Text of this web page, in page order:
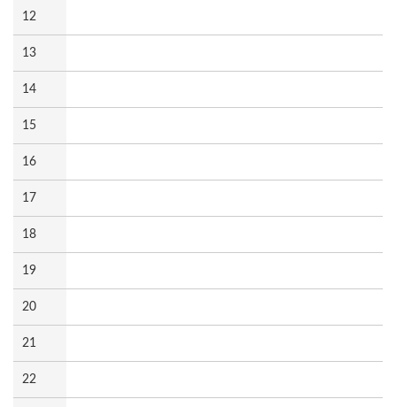
12
13
14
15
16
17
18
19
20
21
22